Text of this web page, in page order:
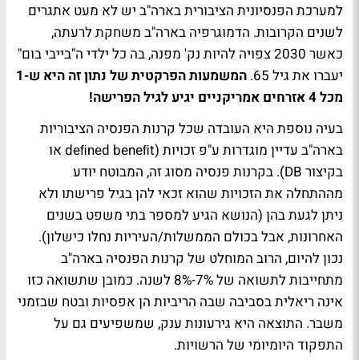
למערכת הפנסיונית הציבורית בארה"ב יש לא מעט אתגרים
לשנים הקרובות. הדמוגרפיה בארה"ב משחקת לרעתה,
כאשר 2030 צפויה להיות נק' מפנה, בה כל ילדי ה"בייבי בום"
יעברו את גיל 65.
המשמעות הפרקטית של נתון זה היא ש-1
מכל 4 אזרחים אמריקניים יגיע לגיל הפרישה!
בעיה נוספת היא העובדה שכל קרנות הפנסיה הציבוריות
בארה"ב עדיין מוגדרות ע"פ זכויות (deﬁned beneﬁt או
בקיצור DB). בקרנות פנסיה מסוג זה, המבוטח יודע
מההתחלה את הזכויות שהוא זכאי להן בגיל פרישתו ולא
ניתן לגעת בהן (הנושא הגיע למספר בתי משפט בשנים
האחרונות, אבל בכולם הממשלות/העיריות נחלו כישלון).
נכון להיום, הרוב המוחלט של קרנות הפנסיה בארה"ב
מתחייבות לתשואה של 7%-8% לשנה. כמובן שתשואה כזו
אינה ריאלית בסביבה שבה הריביות הן אפסיות ובטח שבזמני
משבר. התוצאה היא גירעונות ענק, שמשפיעים גם על
התפקוד היומיומי של הרשויות.